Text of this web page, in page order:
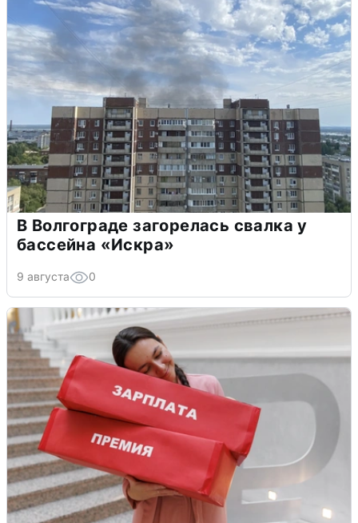
В Волгограде загорелась свалка у
бассейна «Искра»
9 августа 0